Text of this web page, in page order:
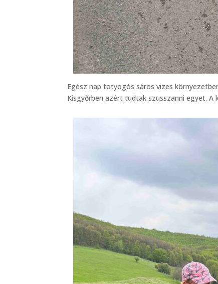
Egész nap totyogós sáros vizes
Kisgyőrben azért tudtak szusszanni egyet.